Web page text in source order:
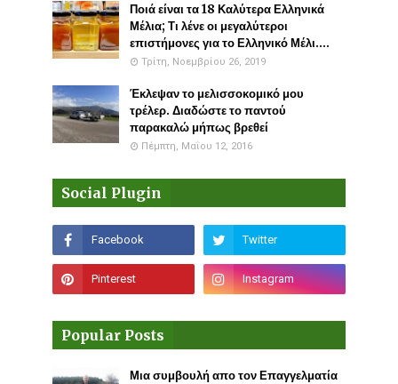
Ποιά είναι τα 18 Καλύτερα Ελληνικά
Μέλια; Τι λένε οι μεγαλύτεροι
επιστήμονες για το Ελληνικό Μέλι....
Τρίτη, Νοεμβρίου 26, 2019
Έκλεψαν το μελισσοκομικό μου
τρέλερ. Διαδώστε το παντού
παρακαλώ μήπως βρεθεί
Πέμπτη, Μαΐου 12, 2016
Social Plugin
Popular Posts
Μια συμβουλή απο τον Επαγγελματία